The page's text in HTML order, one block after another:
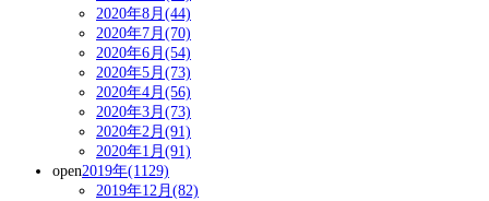
2020年8月(44)
2020年7月(70)
2020年6月(54)
2020年5月(73)
2020年4月(56)
2020年3月(73)
2020年2月(91)
2020年1月(91)
open2019年(1129)
2019年12月(82)